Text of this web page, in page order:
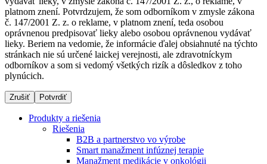
Produktový katalóg​
Dialyzačné strediská
B. Braun Avitum poskytuje kvalitnú dialyzačnú starostlivosť
vo všetkých svojich strediskách na Slovensku. Viac
platnom znení. Potvrdzujem, že som odborníkom v zmysle zákona
č. 147/2001 Z. z. o reklame, v platnom znení, teda osobou
oprávnenou predpisovať lieky alebo osobou oprávnenou vydávať
lieky. Beriem na vedomie, že informácie ďalej obsiahnuté na týchto
stránkach nie sú určené laickej verejnosti, ale zdravotníckym
odborníkov a som si vedomý všetkých rizík a dôsledkov z toho
plynúcich.
Zrušiť Potvrdiť
Produkty a riešenia
Riešenia
B2B a partnerstvo vo výrobe
Smart manažment infúznej terapie
Manažment medikácie v onkológii